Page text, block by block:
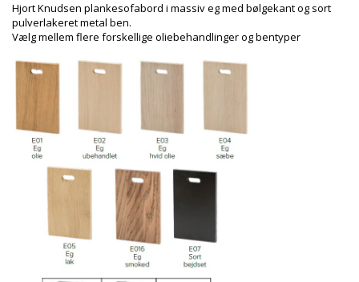
Hjort Knudsen plankesofabord i massiv eg med bølgekant og sort
pulverlakeret metal ben.
Vælg mellem flere forskellige oliebehandlinger og bentyper